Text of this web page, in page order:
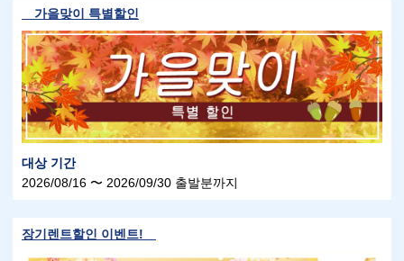
가을맞이 특별할인
대상 기간
2026/08/16 〜 2026/09/30 출발분까지
장기렌트할인 이벤트!